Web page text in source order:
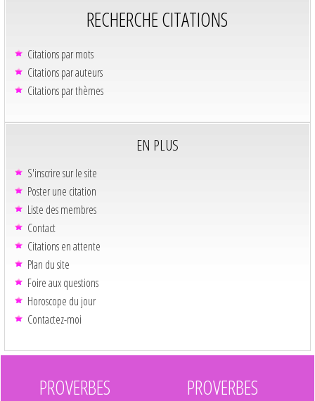
RECHERCHE CITATIONS
Citations par mots
Citations par auteurs
Citations par thèmes
EN PLUS
S'inscrire sur le site
Poster une citation
Liste des membres
Contact
Citations en attente
Plan du site
Foire aux questions
Horoscope du jour
Contactez-moi
PROVERBES PROVERBES